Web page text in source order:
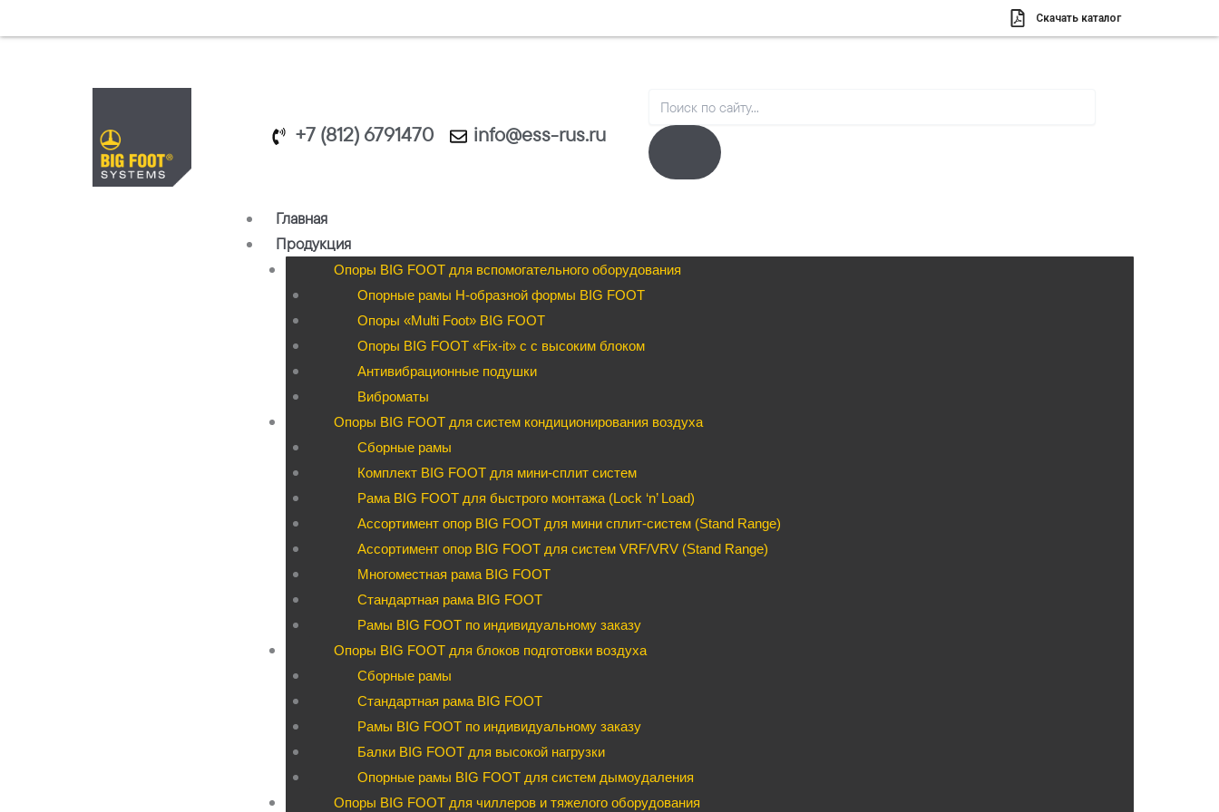
к
Скачать каталог
+7 (812) 6791470 info@ess-rus.ru
Главная
Продукция
Опоры BIG FOOT для вспомогательного оборудования
Опорные рамы H-образной формы BIG FOOT
Опоры «Multi Foot» BIG FOOT
Опоры BIG FOOT «Fix-it» c с высоким блоком
Антивибрационные подушки
Виброматы
Опоры BIG FOOT для систем кондиционирования воздуха
Сборные рамы
Комплект BIG FOOT для мини-сплит систем
Рама BIG FOOT для быстрого монтажа (Lock ‘n’ Load)
Ассортимент опор BIG FOOT для мини сплит-систем (Stand Range)
Ассортимент опор BIG FOOT для систем VRF/VRV (Stand Range)
Многоместная рама BIG FOOT
Стандартная рама BIG FOOT
Рамы BIG FOOT по индивидуальному заказу
Опоры BIG FOOT для блоков подготовки воздуха
Сборные рамы
Стандартная рама BIG FOOT
Рамы BIG FOOT по индивидуальному заказу
Балки BIG FOOT для высокой нагрузки
Опорные рамы BIG FOOT для систем дымоудаления
Опоры BIG FOOT для чиллеров и тяжелого оборудования